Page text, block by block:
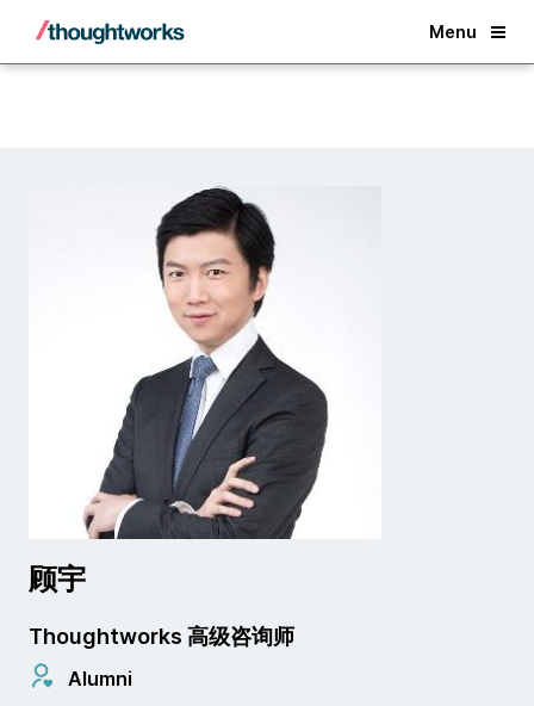
Menu
Back
顾宇
Thoughtworks 高级咨询师
Alumni